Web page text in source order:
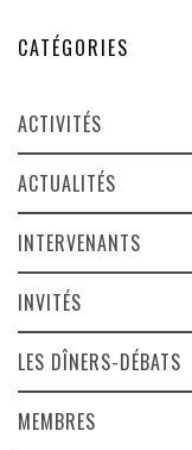
CATÉGORIES
ACTIVITÉS
ACTUALITÉS
INTERVENANTS
INVITÉS
LES DÎNERS-DÉBATS
MEMBRES